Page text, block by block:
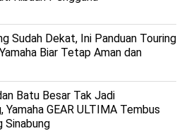
Sudah Dekat, Ini Panduan Touring
Biar Tetap Aman dan
Batu Besar Tak Jadi
Yamaha GEAR ULTIMA Tembus
Sinabung